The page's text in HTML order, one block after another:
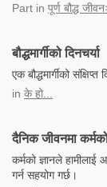
Part in पूर्ण बौद्ध
बौद्धमार्गीको दिनचर्या
एक बौद्धमार्गीको संक्षिप्त
in के हो...
दैनिक जीवनमा
कर्मको ज्ञानले हामीलाई
गर्न सहयोग गर्छ।